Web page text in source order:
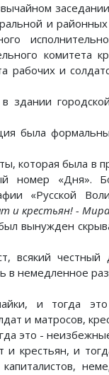
и
комитета
рабочих и
здании
была
которая была в
номер «Дня».
«Русской
и крестьян! -
вынужден
всякий
в немедленное
и тогда это
и матросов,
это -
крестьян, и